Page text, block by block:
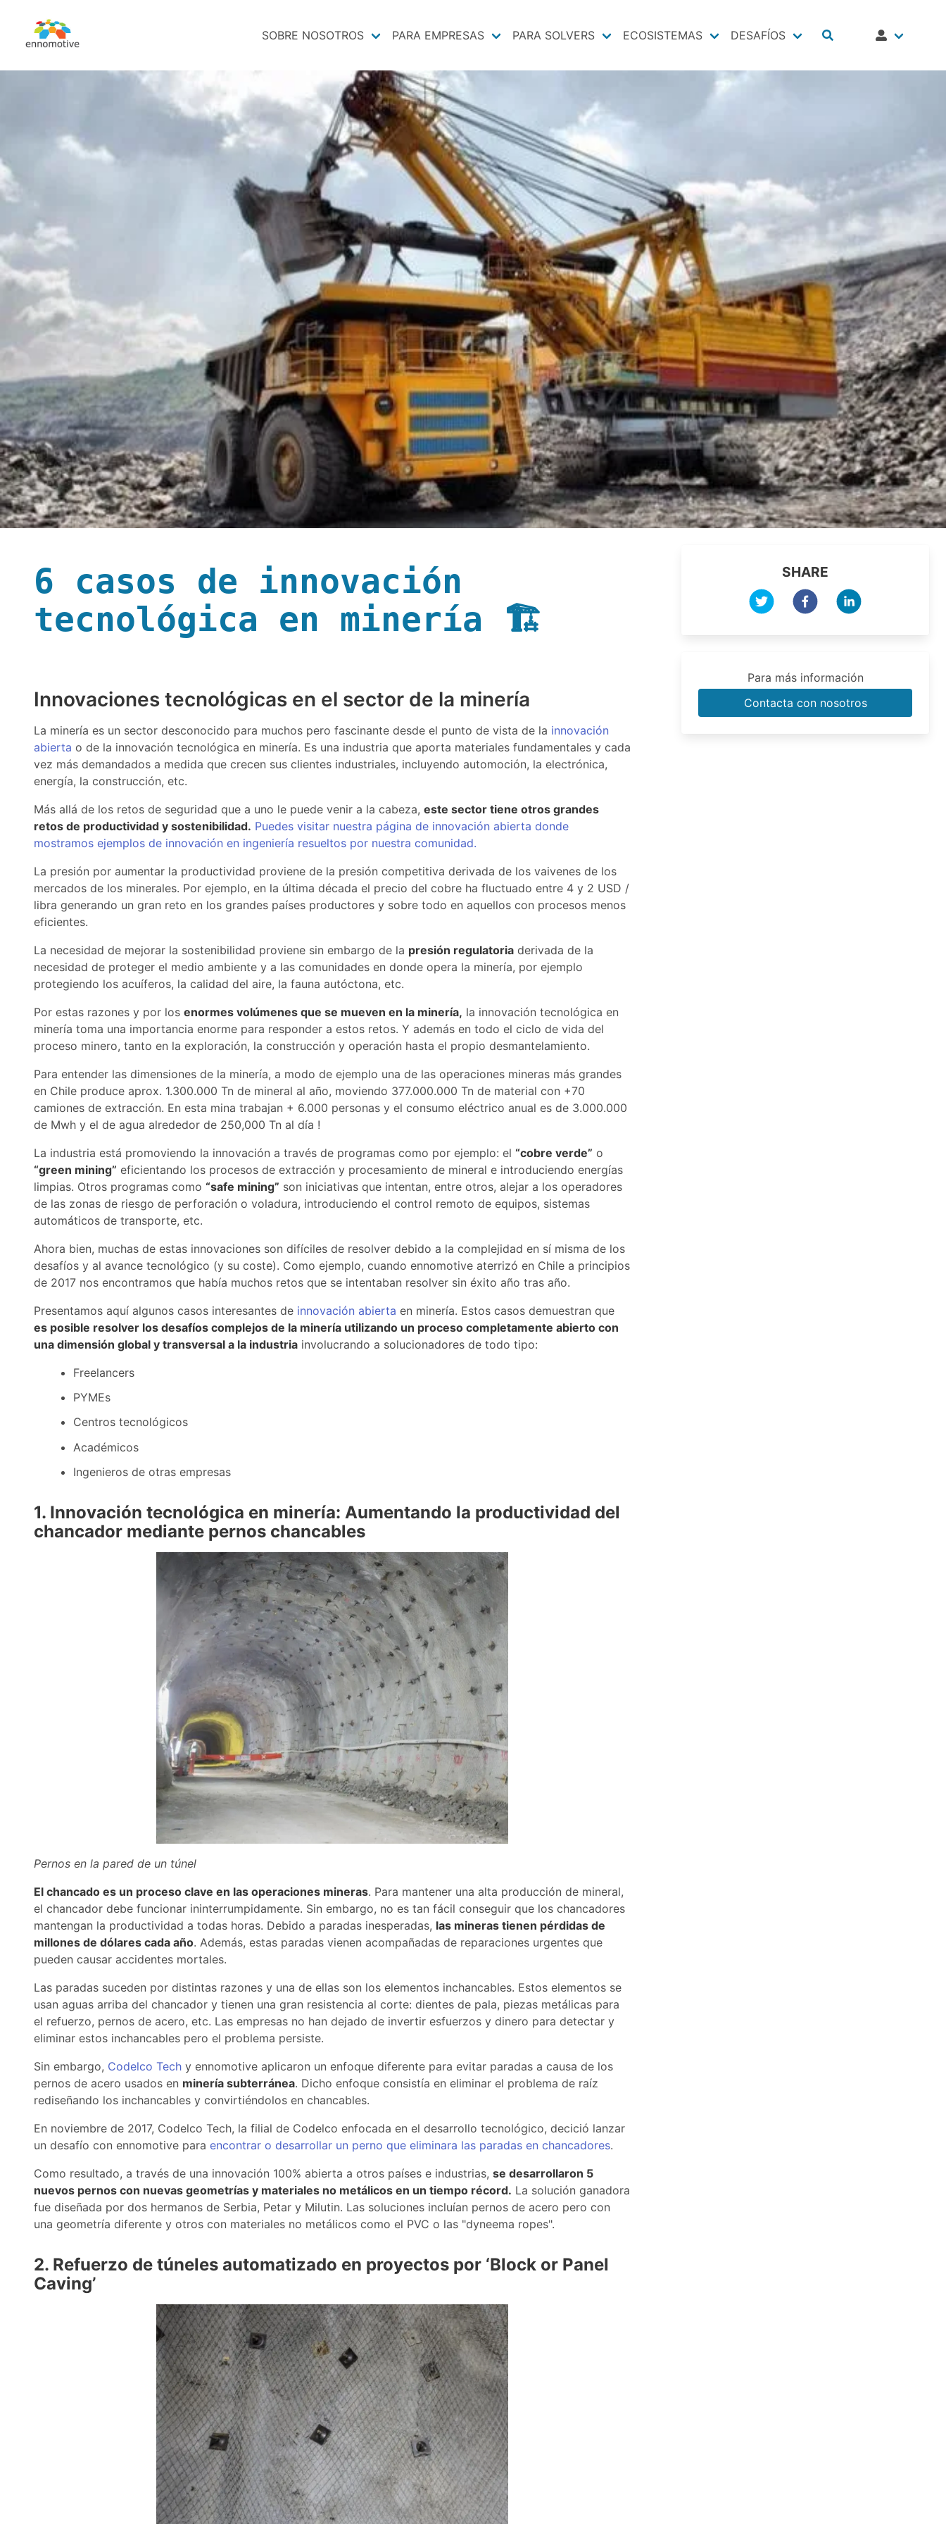
SOBRE NOSOTROS PARA EMPRESAS PARA SOLVERS ECOSISTEMAS DESAFÍOS
6 casos de innovación
tecnológica en minería 🏗️
Innovaciones tecnológicas en el sector de la minería
La minería es un sector desconocido para muchos pero fascinante desde el punto de vista de la innovación
abierta o de la innovación tecnológica en minería. Es una industria que aporta materiales fundamentales y cada
vez más demandados a medida que crecen sus clientes industriales, incluyendo automoción, la electrónica,
energía, la construcción, etc.
Más allá de los retos de seguridad que a uno le puede venir a la cabeza, este sector tiene otros grandes
retos de productividad y sostenibilidad. Puedes visitar nuestra página de innovación abierta donde
mostramos ejemplos de innovación en ingeniería resueltos por nuestra comunidad.
La presión por aumentar la productividad proviene de la presión competitiva derivada de los vaivenes de los
mercados de los minerales. Por ejemplo, en la última década el precio del cobre ha fluctuado entre 4 y 2 USD /
libra generando un gran reto en los grandes países productores y sobre todo en aquellos con procesos menos
eficientes.
La necesidad de mejorar la sostenibilidad proviene sin embargo de la presión regulatoria derivada de la
necesidad de proteger el medio ambiente y a las comunidades en donde opera la minería, por ejemplo
protegiendo los acuíferos, la calidad del aire, la fauna autóctona, etc.
Por estas razones y por los enormes volúmenes que se mueven en la minería, la innovación tecnológica en
minería toma una importancia enorme para responder a estos retos. Y además en todo el ciclo de vida del
proceso minero, tanto en la exploración, la construcción y operación hasta el propio desmantelamiento.
Para entender las dimensiones de la minería, a modo de ejemplo una de las operaciones mineras más grandes
en Chile produce aprox. 1.300.000 Tn de mineral al año, moviendo 377.000.000 Tn de material con +70
camiones de extracción. En esta mina trabajan + 6.000 personas y el consumo eléctrico anual es de 3.000.000
de Mwh y el de agua alrededor de 250,000 Tn al día !
La industria está promoviendo la innovación a través de programas como por ejemplo: el “cobre verde” o
“green mining” eficientando los procesos de extracción y procesamiento de mineral e introduciendo energías
limpias. Otros programas como “safe mining” son iniciativas que intentan, entre otros, alejar a los operadores
de las zonas de riesgo de perforación o voladura, introduciendo el control remoto de equipos, sistemas
automáticos de transporte, etc.
Ahora bien, muchas de estas innovaciones son difíciles de resolver debido a la complejidad en sí misma de los
desafíos y al avance tecnológico (y su coste). Como ejemplo, cuando ennomotive aterrizó en Chile a principios
de 2017 nos encontramos que había muchos retos que se intentaban resolver sin éxito año tras año.
Presentamos aquí algunos casos interesantes de innovación abierta en minería. Estos casos demuestran que
es posible resolver los desafíos complejos de la minería utilizando un proceso completamente abierto con
una dimensión global y transversal a la industria involucrando a solucionadores de todo tipo:
Freelancers
PYMEs
Centros tecnológicos
Académicos
Ingenieros de otras empresas
1. Innovación tecnológica en minería: Aumentando la productividad del
chancador mediante pernos chancables
Pernos en la pared de un túnel
El chancado es un proceso clave en las operaciones mineras. Para mantener una alta producción de mineral,
el chancador debe funcionar ininterrumpidamente. Sin embargo, no es tan fácil conseguir que los chancadores
mantengan la productividad a todas horas. Debido a paradas inesperadas, las mineras tienen pérdidas de
millones de dólares cada año. Además, estas paradas vienen acompañadas de reparaciones urgentes que
pueden causar accidentes mortales.
Las paradas suceden por distintas razones y una de ellas son los elementos inchancables. Estos elementos se
usan aguas arriba del chancador y tienen una gran resistencia al corte: dientes de pala, piezas metálicas para
el refuerzo, pernos de acero, etc. Las empresas no han dejado de invertir esfuerzos y dinero para detectar y
eliminar estos inchancables pero el problema persiste.
Sin embargo, Codelco Tech y ennomotive aplicaron un enfoque diferente para evitar paradas a causa de los
pernos de acero usados en minería subterránea. Dicho enfoque consistía en eliminar el problema de raíz
rediseñando los inchancables y convirtiéndolos en chancables.
En noviembre de 2017, Codelco Tech, la filial de Codelco enfocada en el desarrollo tecnológico, decició lanzar
un desafío con ennomotive para encontrar o desarrollar un perno que eliminara las paradas en chancadores.
Como resultado, a través de una innovación 100% abierta a otros países e industrias, se desarrollaron 5
nuevos pernos con nuevas geometrías y materiales no metálicos en un tiempo récord. La solución ganadora
fue diseñada por dos hermanos de Serbia, Petar y Milutin. Las soluciones incluían pernos de acero pero con
una geometría diferente y otros con materiales no metálicos como el PVC o las "dyneema ropes".
2. Refuerzo de túneles automatizado en proyectos por ‘Block or Panel
Caving’
SHARE
Para más información
Contacta con nosotros